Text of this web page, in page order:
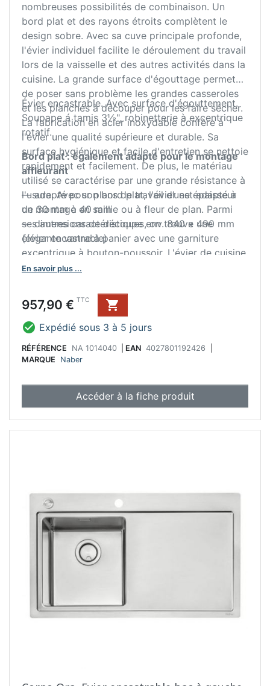
nombreuses possibilités de combinaison. Un
bord plat et des rayons étroits complètent le
design sobre. Avec sa cuve principale profonde,
l'évier individuel facilite le déroulement du travail
lors de la vaisselle et des autres activités dans la
cuisine. La grande surface d'égouttage permet
de poser sans problème les grandes casseroles
et les planches à découper pour les faire sécher.
La fabrication en acier inoxydable confère à
l'évier une qualité supérieure et durable. Sa
surface hygiénique et facile d'entretien se nettoie
rapidement et facilement. De plus, le matériau
utilisé se caractérise par une grande résistance à
l'usure. Avec son bord plat, l'évier est adapté à
un montage en saillie ou à fleur de plan. Parmi
ses autres caractéristiques, on trouve une
élégante vanne à panier avec une garniture
excentrique à bouton-poussoir. L'évier de cuisine
peut être commandé en option avec une
la robinetterie, il est équipé d'un banc de
robinetterie renforcé.
Évier encastrable. Avec surface d'égouttement.
Soupape á tamis 3½", robinetterie à excentrique
rotatif.
Bord plat : également adapté pour le montage
affleurant
— adapté pour plans de travail d’une épaisseur
de 30 mm à 40 mm
— dimensions de découpe env. 840 x 490 mm
(évier encastrable)
En savoir plus ...
Prix
957,90 € TTC

 Expédié sous 3 à 5 jours
RÉFÉRENCE NA 1014040 EAN 4027801192426
MARQUE
Naber
Accéder à la fiche produit